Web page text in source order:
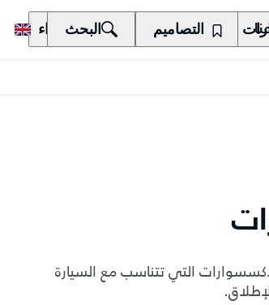
المالكون الاكتشاف الشراء التصاميم البحث
التي تتناسب مع السيارة